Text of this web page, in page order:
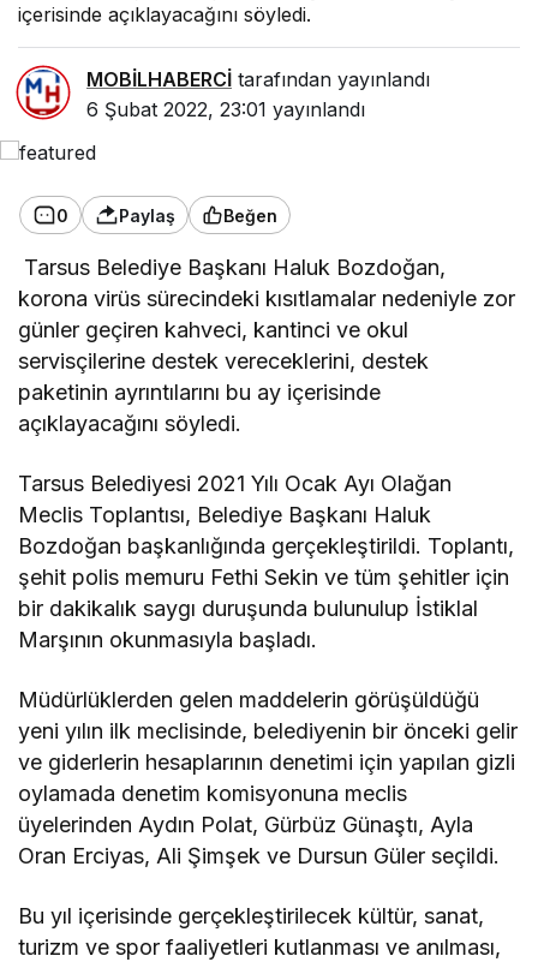
içerisinde açıklayacağını söyledi.
MOBİLHABERCİ tarafından yayınlandı
6 Şubat 2022, 23:01 yayınlandı
0 Paylaş Beğen
Tarsus Belediye Başkanı Haluk Bozdoğan,
korona virüs sürecindeki kısıtlamalar nedeniyle zor
günler geçiren kahveci, kantinci ve okul
servisçilerine destek vereceklerini, destek
paketinin ayrıntılarını bu ay içerisinde
açıklayacağını söyledi.
Tarsus Belediyesi 2021 Yılı Ocak Ayı Olağan
Meclis Toplantısı, Belediye Başkanı Haluk
Bozdoğan başkanlığında gerçekleştirildi. Toplantı,
şehit polis memuru Fethi Sekin ve tüm şehitler için
bir dakikalık saygı duruşunda bulunulup İstiklal
Marşının okunmasıyla başladı.
Müdürlüklerden gelen maddelerin görüşüldüğü
yeni yılın ilk meclisinde, belediyenin bir önceki gelir
ve giderlerin hesaplarının denetimi için yapılan gizli
oylamada denetim komisyonuna meclis
üyelerinden Aydın Polat, Gürbüz Günaştı, Ayla
Oran Erciyas, Ali Şimşek ve Dursun Güler seçildi.
Bu yıl içerisinde gerçekleştirilecek kültür, sanat,
turizm ve spor faaliyetleri kutlanması ve anılması,